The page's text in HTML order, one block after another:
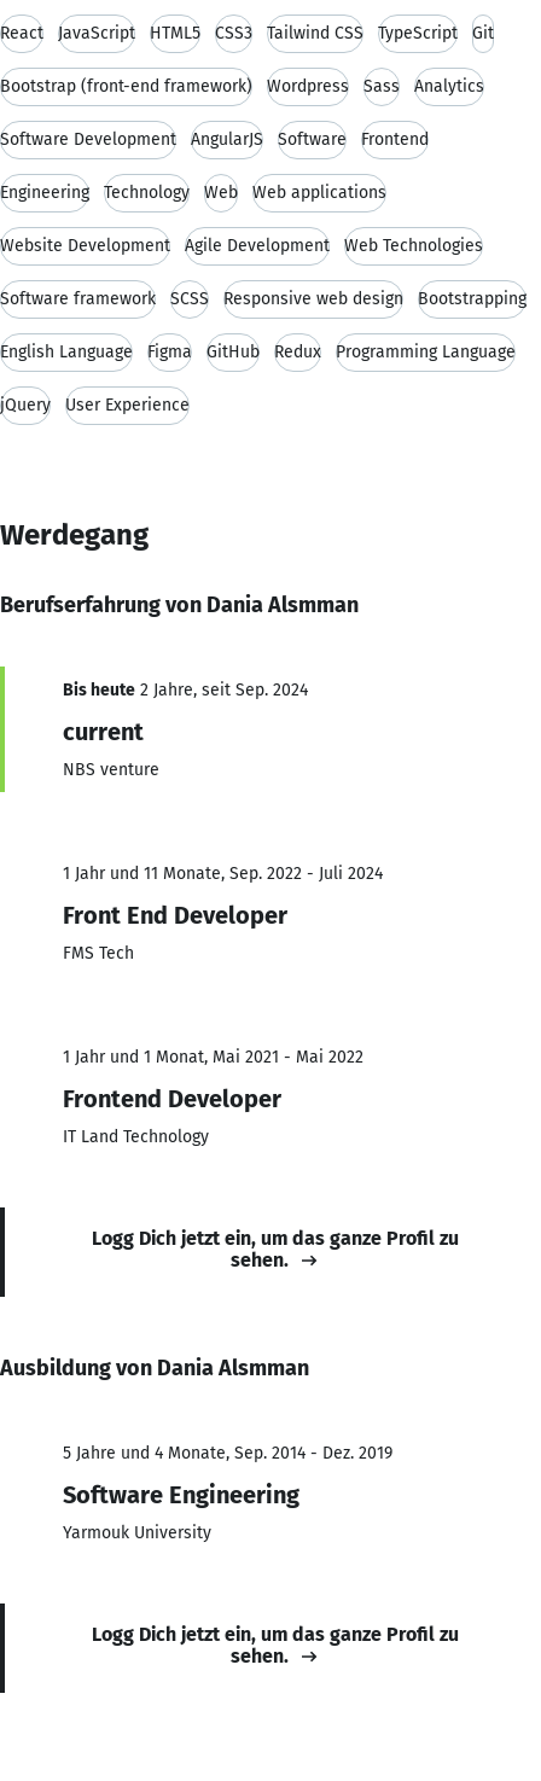
React JavaScript HTML5 CSS3 Tailwind CSS TypeScript Git
Bootstrap (front-end framework) Wordpress Sass Analytics
Software Development AngularJS Software Frontend
Engineering Technology Web Web applications
Website Development Agile Development Web Technologies
Software framework SCSS Responsive web design Bootstrapping
English Language Figma GitHub Redux Programming Language
jQuery User Experience
Werdegang
Berufserfahrung von Dania Alsmman
Bis heute 2 Jahre, seit Sep. 2024
current
NBS venture
1 Jahr und 11 Monate, Sep. 2022 - Juli 2024
Front End Developer
FMS Tech
1 Jahr und 1 Monat, Mai 2021 - Mai 2022
Frontend Developer
IT Land Technology
Logg Dich jetzt ein, um das ganze Profil zu
sehen.
Ausbildung von Dania Alsmman
5 Jahre und 4 Monate, Sep. 2014 - Dez. 2019
Software Engineering
Yarmouk University
Logg Dich jetzt ein, um das ganze Profil zu
sehen.